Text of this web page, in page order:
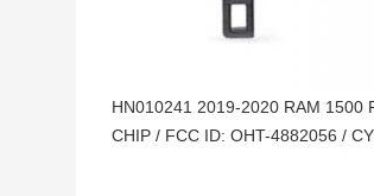
HN010241 2019-2020 RAM 1500
CHIP / FCC ID: OHT-4882056 /